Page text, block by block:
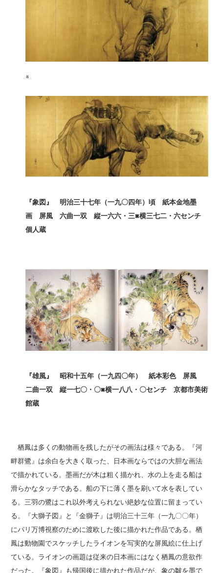
*
『象図』 明治三十七年（一九〇四年）頃 紙本金地墨
画 屏風 六曲一双 縦一六六・三×横三七二・六センチ
個人蔵
『雄風』 昭和十五年（一九四〇年） 紙本彩色 屏風
二曲一双 縦一七〇・〇×横一八八・〇センチ 京都市美術
館蔵
栖鳳は多くの動物画を残したがその画法は様々である。『河
畔群鷺』は余白を大きく取った、日本画ならではの大胆な画法
で描かれている。墨画だが木は粗く描かれ、水の上を走る船は
滑らかなタッチである。船の下に薄く墨を刷いて水を表してい
る。三羽の鷺はこれ以外考えられない絶妙な位置に留まってい
る。『大獅子図』と『金獅子』は明治三十三年（一九〇〇年）
にパリ万博視察のために渡欧した後に描かれた作品である。栖
鳳は動物園でスケッチしたライオンを写実的な屏風絵に仕上げ
ている。ライオンの画題は従来の日本画にはなく栖鳳の意欲作
だった。『象図』も帰国後に描かれた作品だが、象の皺を墨で